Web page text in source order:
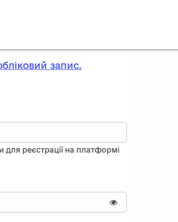
запис.
реєстрації на платформі
Показати пароль